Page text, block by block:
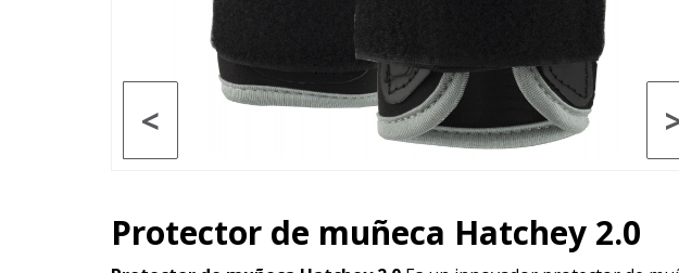
<
Protector de muñeca Hatchey 2.0